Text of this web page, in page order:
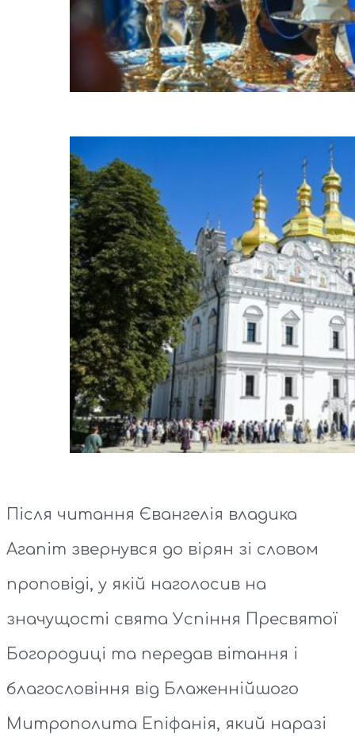
Після читання Євангелія владика
Агапіт звернувся до вірян зі словом
проповіді, у якій наголосив на
значущості свята Успіння Пресвятої
Богородиці та передав вітання і
благословіння від Блаженнійшого
Митрополита Епіфанія, який наразі